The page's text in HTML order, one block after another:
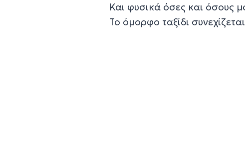
Και φυσικά όσες και όσους
Το όμορφο ταξίδι